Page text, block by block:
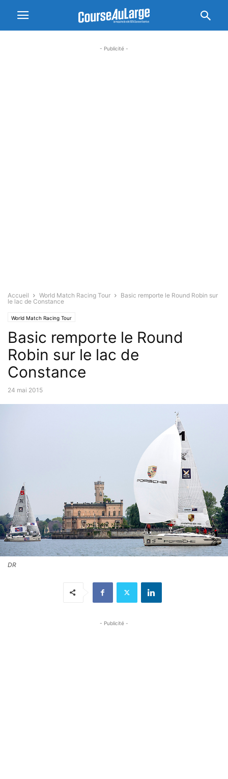
- Publicité -
Accueil World Match Racing Tour
Basic remporte le Round Robin sur
le lac de Constance
World Match Racing Tour
Basic remporte le Round
Robin sur le lac de
Constance
24 mai 2015
DR
- Publicité -